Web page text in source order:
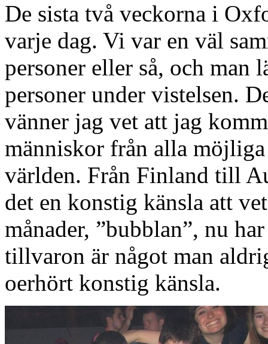
De sista två veckorna i
varje dag. Vi var en väl
personer eller så, och man
personer under vistelsen.
vänner jag vet att jag
människor från alla
världen. Från Finland till
det en konstig känsla att
månader, ”bubblan”, nu
tillvaron är något man
oerhört konstig känsla.